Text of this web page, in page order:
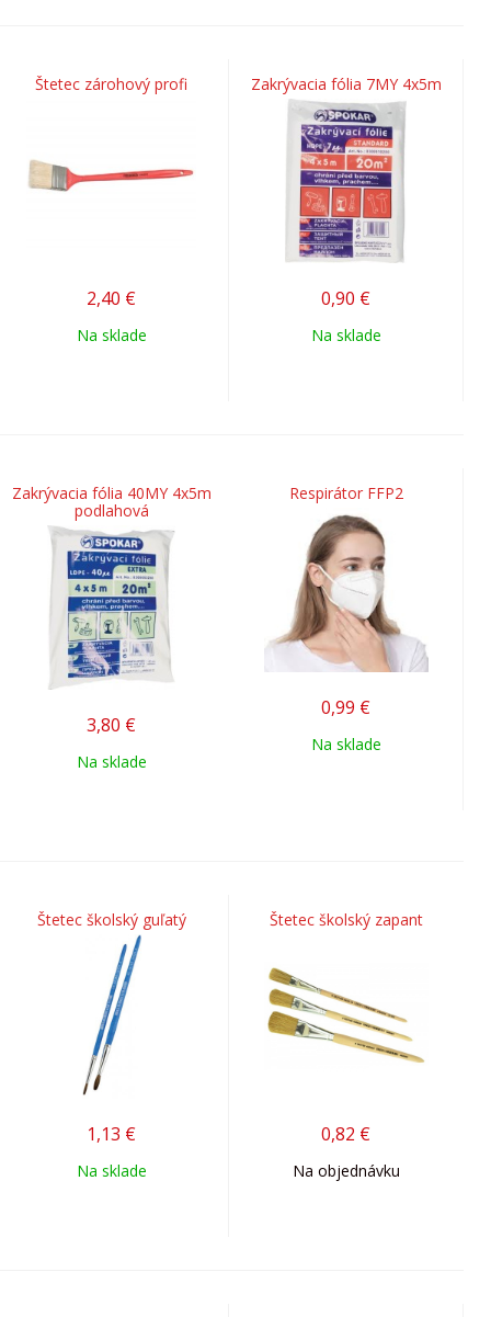
Štetec zárohový profi
2,40 €
Na sklade
Zakrývacia fólia 7MY 4x5m
0,90 €
Na sklade
Zakrývacia fólia 40MY 4x5m
podlahová
3,80 €
Na sklade
Respirátor FFP2
0,99 €
Na sklade
Štetec školský guľatý
1,13 €
Na sklade
Štetec školský zapant
0,82 €
Na objednávku